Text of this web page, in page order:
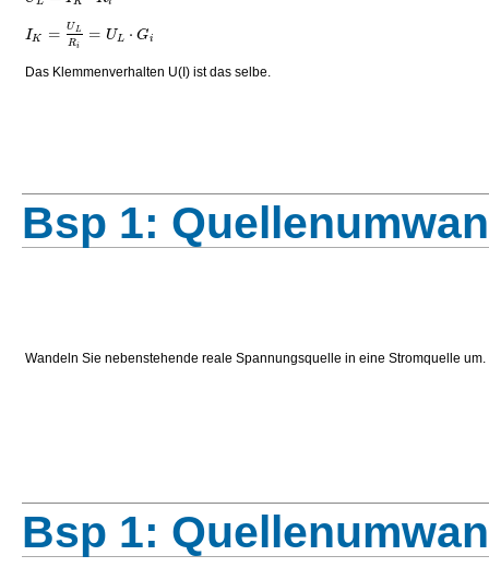
IK = UL
Ri = UL ⋅ Gi
Das Klemmenverhalten U(I) ist das selbe.
Bsp 1:
Wandeln Sie nebenstehende reale Spannungsquelle in eine Stromquelle um.
Bsp 1: